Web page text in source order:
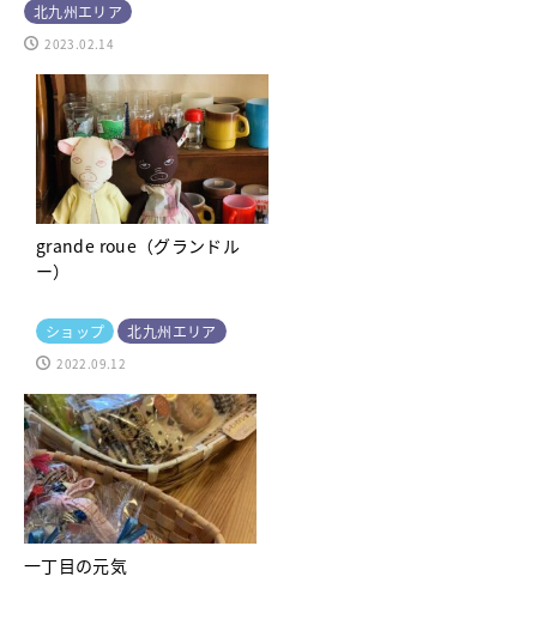
北九州エリア
2023.02.14
grande roue（グランドル
ー）
ショップ 北九州エリア
2022.09.12
一丁目の元気